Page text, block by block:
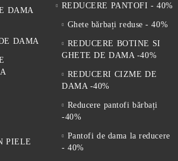
DAMA
DAMA
PIELE
REDUCERE PANTOFI - 40%
Ghete bărbați reduse - 40%
REDUCERE BOTINE SI
GHETE DE DAMA -40%
REDUCERI CIZME DE
DAMA -40%
Reducere pantofi bărbați
-40%
Pantofi de dama la reducere
- 40%